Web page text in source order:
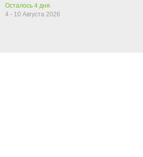
Осталось 4 дня
4 - 10 Августа 2026